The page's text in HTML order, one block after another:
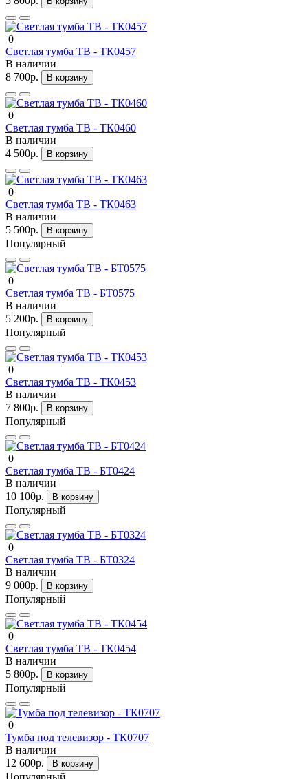
0
Светлая тумба ТВ - ТК0457
В наличии
8 700р.
В корзину
0
Светлая тумба ТВ - ТК0460
В наличии
4 500р.
В корзину
0
Светлая тумба ТВ - ТК0463
В наличии
5 500р.
В корзину
Популярный
0
Светлая тумба ТВ - БТ0575
В наличии
5 200р.
В корзину
Популярный
0
Светлая тумба ТВ - ТК0453
В наличии
7 800р.
В корзину
Популярный
0
Светлая тумба ТВ - БТ0424
В наличии
10 100р.
В корзину
Популярный
0
Светлая тумба ТВ - БТ0324
В наличии
9 000р.
В корзину
Популярный
0
Светлая тумба ТВ - ТК0454
В наличии
5 800р.
В корзину
Популярный
0
Тумба под телевизор - ТК0707
В наличии
12 600р.
В корзину
Популярный